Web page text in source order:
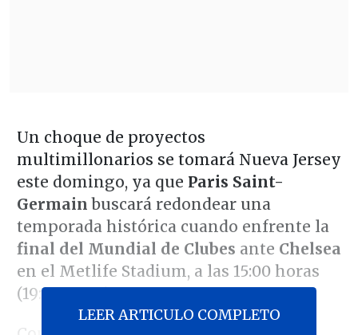
Un choque de proyectos
multimillonarios se tomará Nueva Jersey
este domingo, ya que Paris Saint-
Germain buscará redondear una
temporada histórica cuando enfrente la
final del Mundial de Clubes ante Chelsea
en el Metlife Stadium, a las 15:00 horas
(19:00 GMT).
LEER ARTICULO COMPLETO